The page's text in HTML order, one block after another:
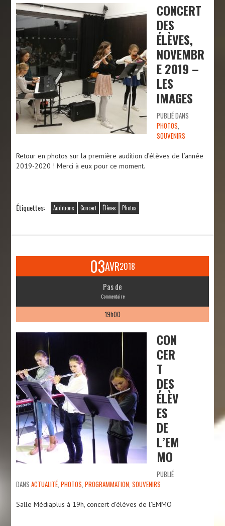
CONCERT
DES
ÉLÈVES,
NOVEMBR
E 2019 –
LES
IMAGES
PUBLIÉ DANS
PHOTOS
SOUVENIRS
Retour en photos sur la première audition d’élèves de l’année
2019-2020 ! Merci à eux pour ce moment.
Étiquettes: Auditions Concert Élèves Photos
03AVR2018
Pas de
Commentaire
19h00
CON
CER
T
DES
ÉLÈV
ES
DE
L’EM
MO
PUBLIÉ
DANSACTUALITÉ ,PHOTOS ,PROGRAMMATION ,SOUVENIRS
Salle Médiaplus à 19h, concert d’élèves de l’EMMO